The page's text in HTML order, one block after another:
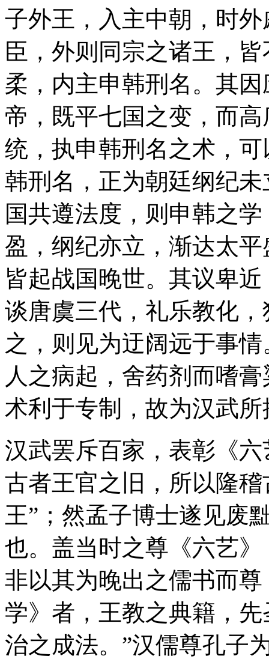
子外王，入主中朝，时
臣，外则同宗之诸王，
柔，内主申韩刑名。其
帝，既平七国之变，而
统，执申韩刑名之术，
韩刑名，正为朝廷纲纪
国共遵法度，则申韩之
盈，纲纪亦立，渐达太
皆起战国晚世。其议卑
谈唐虞三代，礼乐教化
之，则见为迂阔远于事
人之病起，舍药剂而嗜
术利于专制，故为汉武
汉武罢斥百家，表彰《
古者王官之旧，所以隆
王”；然孟子博士遂见废
也。盖当时之尊《六艺
非以其为晚出之儒书而
学》者，王教之典籍，
治之成法。”汉儒尊孔子